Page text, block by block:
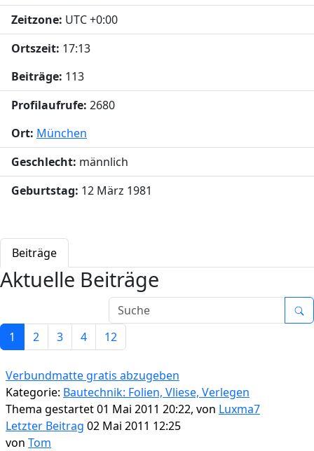
Zeitzone: UTC +0:00
Ortszeit: 17:13
Beiträge: 113
Profilaufrufe: 2680
Ort: München
Geschlecht: männlich
Geburtstag: 12 März 1981
Beiträge
Aktuelle Beiträge
1 2 3 4 12
Verbundmatte gratis abzugeben
Kategorie: Bautechnik: Folien, Vliese, Verlegen
Thema gestartet 01 Mai 2011 20:22, von Luxma7
Letzter Beitrag 02 Mai 2011 12:25
von Tom